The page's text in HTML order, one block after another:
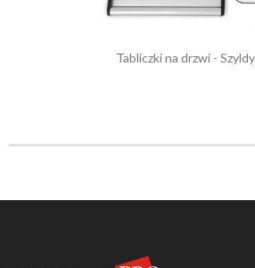
Tabliczki na drzwi -